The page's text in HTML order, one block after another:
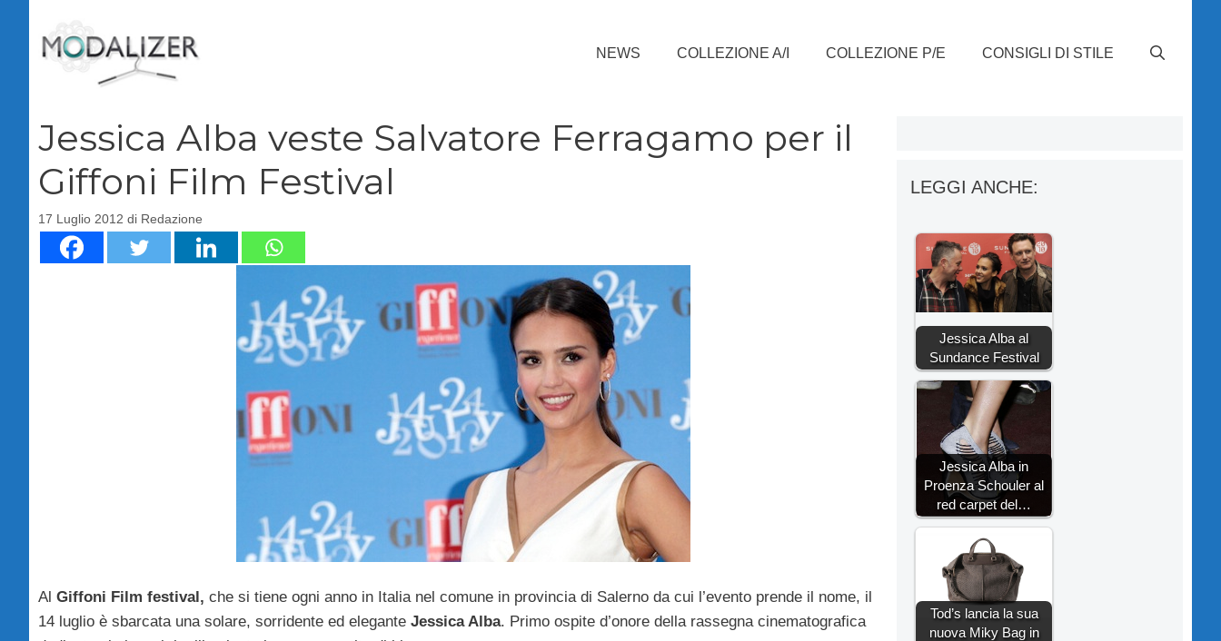
contenuto
NEWS COLLEZIONE A/I COLLEZIONE P/E CONSIGLI DI STILE
Jessica Alba veste Salvatore Ferragamo per il
Giffoni Film Festival
17 Luglio 2012 di Redazione
Al Giffoni Film festival, che si tiene ogni anno in Italia nel comune in provincia di Salerno da cui l’evento prende il nome, il
14 luglio è sbarcata una solare, sorridente ed elegante Jessica Alba. Primo ospite d’onore della rassegna cinematografica
LEGGI ANCHE:
Jessica Alba al
Sundance Festival
Jessica Alba in
Proenza Schouler al
red carpet del…
Tod’s lancia la sua
nuova Miky Bag in